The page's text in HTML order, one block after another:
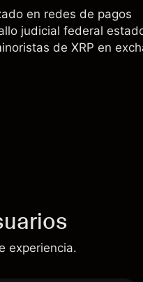
en redes de pagos
judicial federal
de XRP en
de precio de
experiencia.